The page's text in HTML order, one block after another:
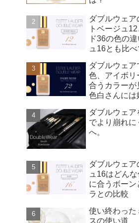
ダブルウェ
トベージュ
ド36の色の
ュ16とも比
ダブルウェ
色、アイボリ
合うカラーが
色白さんには
ダブルウェ
でより崩れに
へ。
ダブルウェア
ュ16はどん
に合うボーン
ラとの比較
使い終わった
スの使い道